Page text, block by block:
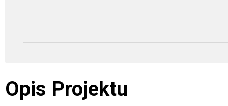
Opis Projektu